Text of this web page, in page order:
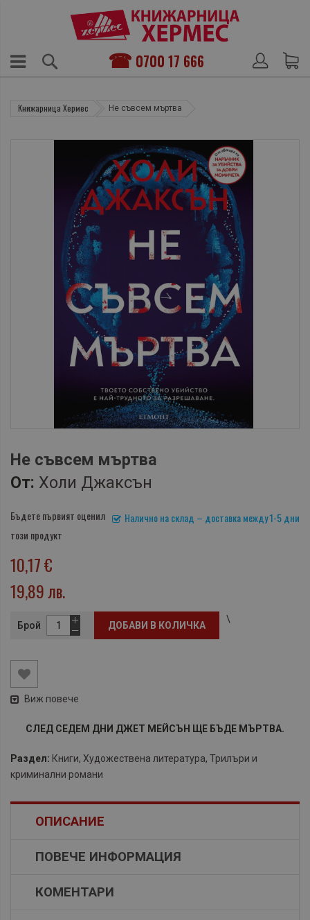
0700 17 666
Книжарница Хермес Не съвсем мъртва
Не съвсем мъртва
От: Холи Джаксън
Налично на склад – доставка между 1-5 дни
Бъдете първият оценил
този продукт
10,17 €
19,89 лв.
Брой ДОБАВИ В КОЛИЧКА
\
Виж повече
СЛЕД СЕДЕМ ДНИ ДЖЕТ МЕЙСЪН ЩЕ БЪДЕ МЪРТВА.
Раздел: Книги, Художествена литература, Трилъри и
криминални романи
ОПИСАНИЕ
ПОВЕЧЕ ИНФОРМАЦИЯ
КОМЕНТАРИ